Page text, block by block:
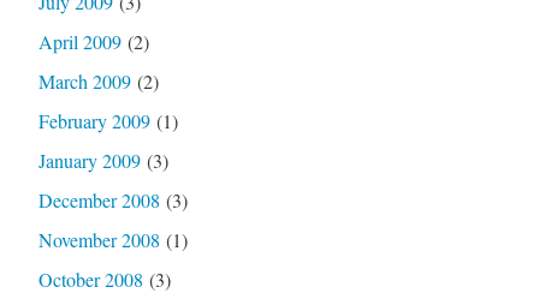
April 2009(2)
March 2009(2)
February 2009(1)
January 2009(3)
December 2008 (3)
November 2008 (1)
October 2008 (3)